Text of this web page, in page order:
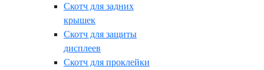
Скотч для задних
крышек
Скотч для защиты
дисплеев
Скотч для проклейки